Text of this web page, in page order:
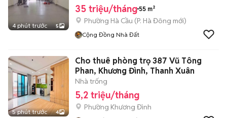
4 phút trước 5
35 triệu/tháng 55 m²
Phường Hà Cầu (P. Hà Đông mới)
Cộng Đồng Nhà Đất
5 phút trước 4
Cho thuê phòng trọ 387 Vũ Tông
Phan, Khương Đình, Thanh Xuân
Nhà trống
5,2 triệu/tháng
Phường Khương Đình